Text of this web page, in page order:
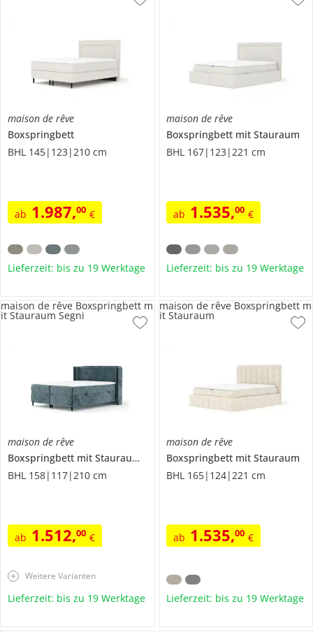
maison de rêve
Boxspringbett
BHL 145|123|210 cm
ab 1.987,00 €
Lieferzeit: bis zu 19 Werktage
maison de rêve
Boxspringbett mit Stauraum
BHL 167|123|221 cm
ab 1.535,00 €
Lieferzeit: bis zu 19 Werktage
maison de rêve
Boxspringbett mit Stauraum
Segni
BHL 158|117|210 cm
ab 1.512,00 €
maison de rêve Boxspringbett m
it Stauraum Segni
Weitere Varianten
Lieferzeit: bis zu 19 Werktage
maison de rêve
Boxspringbett mit Stauraum
BHL 165|124|221 cm
ab 1.535,00 €
maison de rêve Boxspringbett m
it Stauraum
Lieferzeit: bis zu 19 Werktage